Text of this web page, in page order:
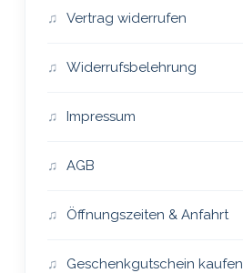
Vertrag widerrufen
Widerrufsbelehrung
Impressum
AGB
Öffnungszeiten & Anfahrt
Geschenkgutschein kaufen